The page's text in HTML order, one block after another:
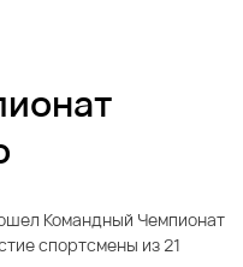
Командный Чемпионат
спортсмены из 21